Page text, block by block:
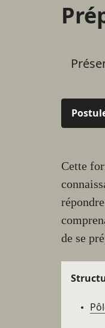
de la
Cette
de se